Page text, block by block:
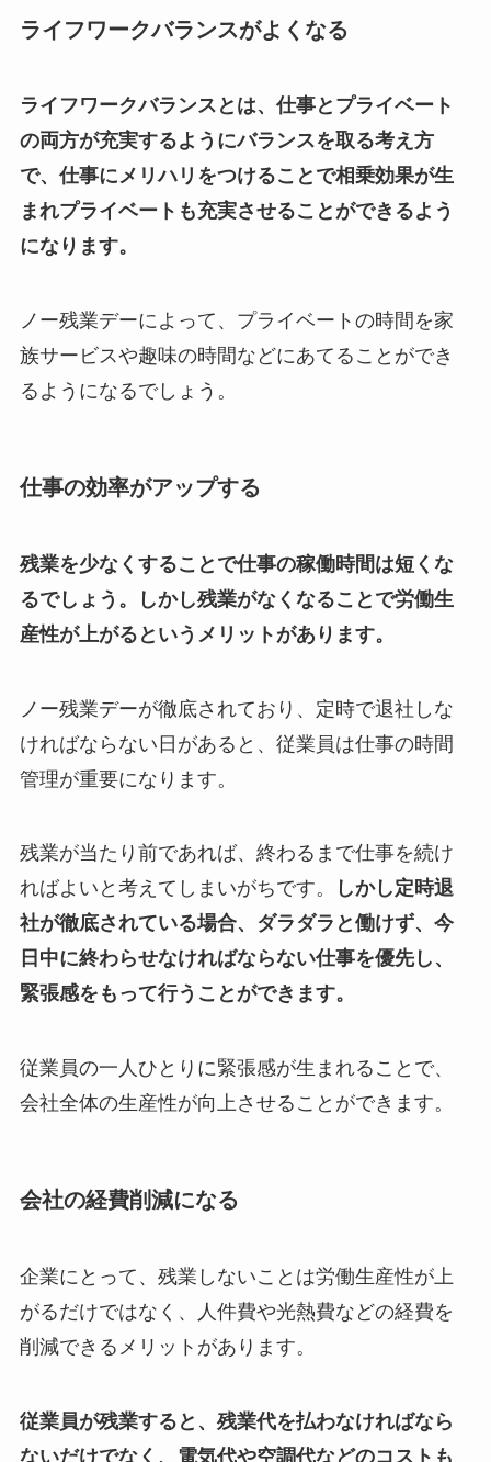
ライフワークバランスがよくなる
ライフワークバランスとは、仕事とプライベート
の両方が充実するようにバランスを取る考え方
で、仕事にメリハリをつけることで相乗効果が生
まれプライベートも充実させることができるよう
になります。
ノー残業デーによって、プライベートの時間を家
族サービスや趣味の時間などにあてることができ
るようになるでしょう。
仕事の効率がアップする
残業を少なくすることで仕事の稼働時間は短くな
るでしょう。しかし残業がなくなることで労働生
産性が上がるというメリットがあります。
ノー残業デーが徹底されており、定時で退社しな
ければならない日があると、従業員は仕事の時間
管理が重要になります。
残業が当たり前であれば、終わるまで仕事を続け
ればよいと考えてしまいがちです。
しかし定時退
社が徹底されている場合、ダラダラと働けず、今
日中に終わらせなければならない仕事を優先し、
緊張感をもって行うことができます。
従業員の一人ひとりに緊張感が生まれることで、
会社全体の生産性が向上させることができます。
会社の経費削減になる
企業にとって、残業しないことは労働生産性が上
がるだけではなく、人件費や光熱費などの経費を
削減できるメリットがあります。
従業員が残業すると、残業代を払わなければなら
ないだけでなく、電気代や空調代などのコストも